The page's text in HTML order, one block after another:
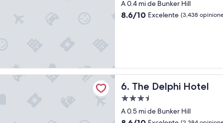
D
O
S
N
T
I
D
O
S
4.0
A 0.4 mi de Bunker Hill
8.6
8.6/10 Excelente (3,438
6. The Delphi Hotel
The Delphi Hotel
Propiedad
de
3.5
A 0.5 mi de Bunker Hill
Hotel